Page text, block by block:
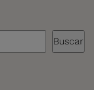
Buscar